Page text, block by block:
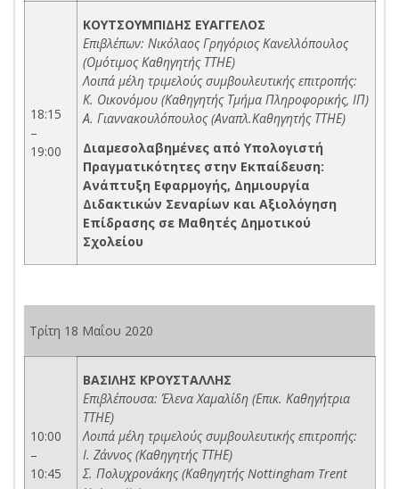
18:15
–
19:00
ΚΟΥΤΣΟΥΜΠΙΔΗΣ ΕΥΑΓΓΕΛΟΣ
Επιβλέπων: Νικόλαος Γρηγόριος Κανελλόπουλος
(Ομότιμος Καθηγητής ΤΤΗΕ)
Λοιπά μέλη τριμελούς συμβουλευτικής επιτροπής:
Κ. Οικονόμου (Καθηγητής Τμήμα Πληροφορικής, ΙΠ)
Α. Γιαννακουλόπουλος (Αναπλ.Καθηγητής ΤΤΗΕ)
Διαμεσολαβημένες από Υπολογιστή
Πραγματικότητες στην Εκπαίδευση:
Ανάπτυξη Εφαρμογής, Δημιουργία
Διδακτικών Σεναρίων και Αξιολόγηση
Επίδρασης σε Μαθητές Δημοτικού
Σχολείου
Τρίτη 18 Μαΐου 2020
10:00
–
10:45
ΒΑΣΙΛΗΣ ΚΡΟΥΣΤΑΛΛΗΣ
Επιβλέπουσα: Έλενα Χαμαλίδη (Επικ. Καθηγήτρια
ΤΤΗΕ)
Λοιπά μέλη τριμελούς συμβουλευτικής επιτροπής:
Ι. Ζάννος (Καθηγητής ΤΤΗΕ)
Σ. Πολυχρονάκης (Καθηγητής Nottingham Trent